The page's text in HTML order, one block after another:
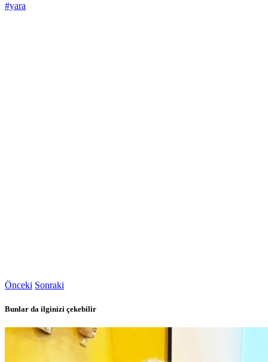
#yara
Önceki Sonraki
Bunlar da ilginizi çekebilir